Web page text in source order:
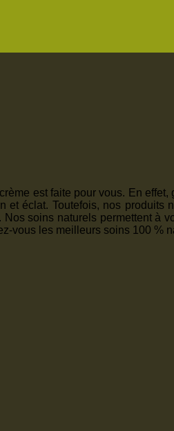
est faite pour vous. En
et éclat. Toutefois, nos
soins naturels permettent à
vous les meilleurs soins 100 %